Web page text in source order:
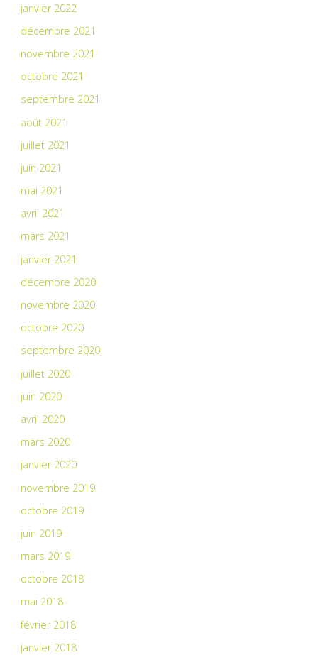
janvier 2022
décembre 2021
novembre 2021
octobre 2021
septembre 2021
août 2021
juillet 2021
juin 2021
mai 2021
avril 2021
mars 2021
janvier 2021
décembre 2020
novembre 2020
octobre 2020
septembre 2020
juillet 2020
juin 2020
avril 2020
mars 2020
janvier 2020
novembre 2019
octobre 2019
juin 2019
mars 2019
octobre 2018
mai 2018
février 2018
janvier 2018